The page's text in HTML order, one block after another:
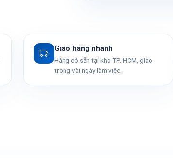
Giao hàng nhanh
Hàng có sẵn tại kho TP. HCM, giao
trong vài ngày làm việc.